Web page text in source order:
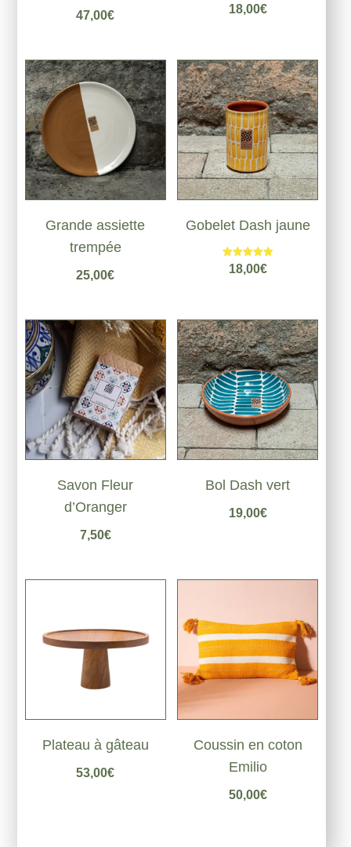
47,00€
Note
5.00
18,00€
Grande assiette
trempée
25,00€
Gobelet Dash jaune
Note
5.00
18,00€
Savon Fleur
d’Oranger
7,50€
Bol Dash vert
19,00€
Plateau à gâteau
53,00€
Coussin en coton
Emilio
50,00€